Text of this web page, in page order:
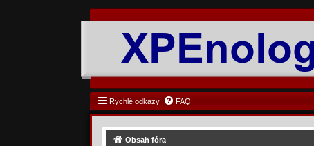
Rychlé odkazy FAQ
Obsah fóra